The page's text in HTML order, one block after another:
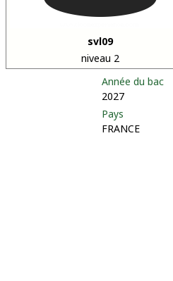
svl09
niveau 2
Année du bac
2027
Pays
FRANCE